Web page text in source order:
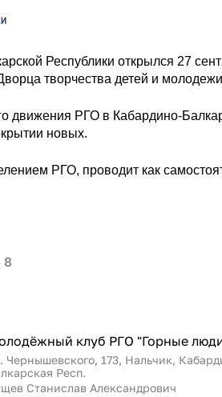
Республики открылся 27
творчества детей и
движения РГО в Кабардино-
новых.
РГО, проводит как
8
клуб РГО "Горные
Чернышевского, 173, Нальчик,
Респ.
Станислав Александрович